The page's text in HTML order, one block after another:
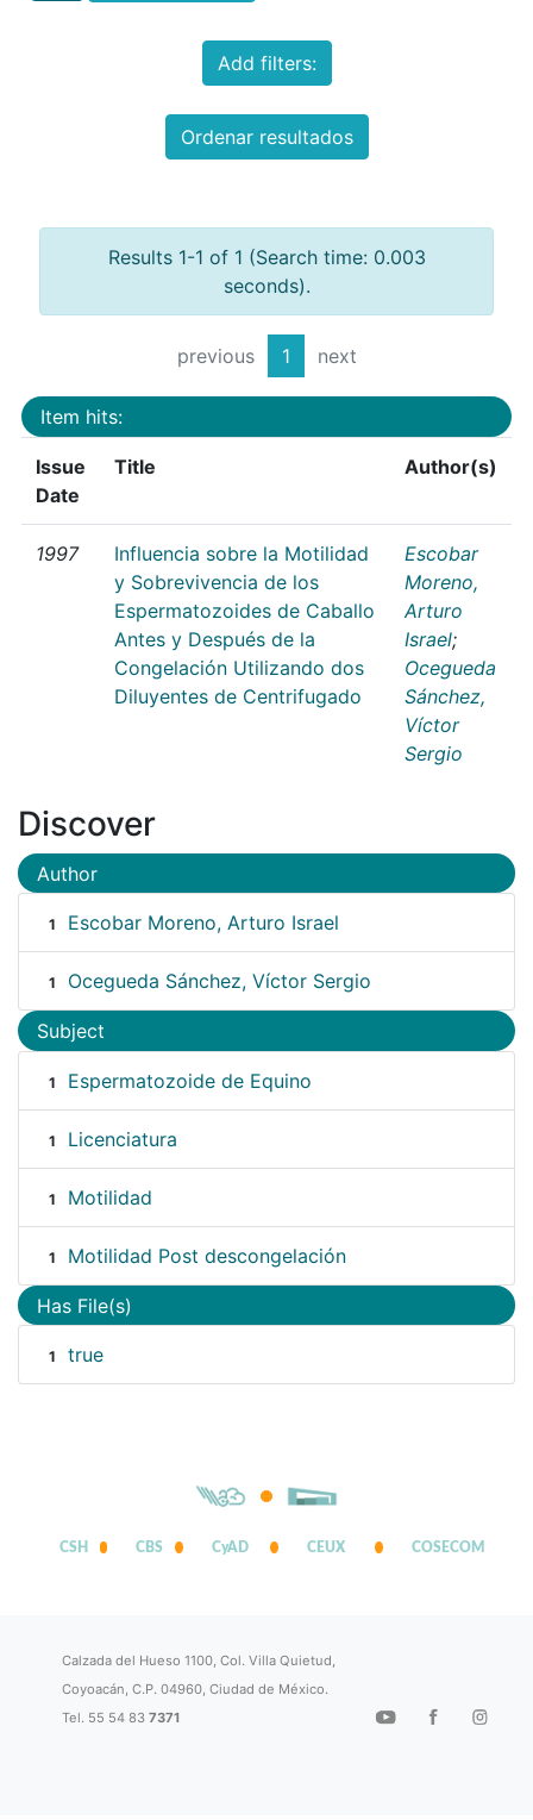
Add filters:
Ordenar resultados
Results 1-1 of 1 (Search time: 0.003
seconds).
previous 1 next
Item hits:
Issue
Date
Title Author(s)
1997
Influencia sobre la Motilidad
y Sobrevivencia de los
Espermatozoides de Caballo
Antes y Después de la
Congelación Utilizando dos
Diluyentes de Centrifugado
Escobar
Moreno,
Arturo
Israel;
Ocegueda
Sánchez,
Víctor
Sergio
Discover
Author
1 Escobar Moreno, Arturo Israel
1 Ocegueda Sánchez, Víctor Sergio
Subject
1 Espermatozoide de Equino
1 Licenciatura
1 Motilidad
1 Motilidad Post descongelación
Has File(s)
1 true
CSH CBS CyAD CEUX COSECOM
Calzada del Hueso 1100, Col. Villa Quietud,
Coyoacán, C.P. 04960, Ciudad de México.
Tel. 55 54 837371